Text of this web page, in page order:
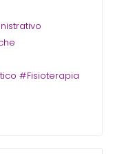
#Fisioterapia